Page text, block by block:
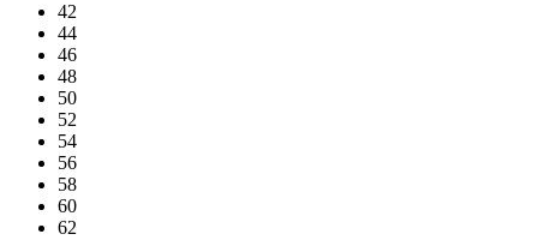
42
44
46
48
50
52
54
56
58
60
62